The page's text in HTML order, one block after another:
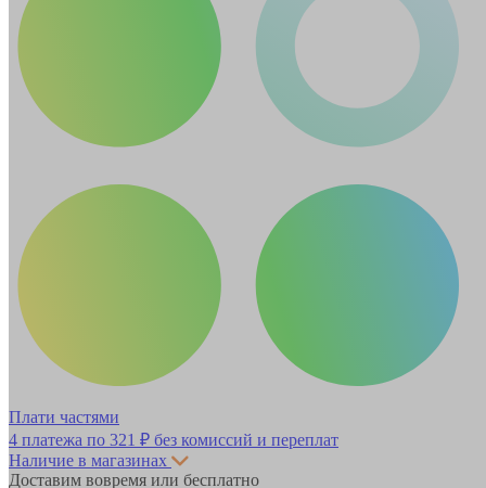
Плати частями
4 платежа по 321 ₽ без комиссий и переплат
Наличие в магазинах
Доставим вовремя или бесплатно